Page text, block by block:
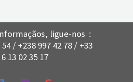
ligue-nos :
/ +238 997 42 78 / +33
6 13 02 35 17